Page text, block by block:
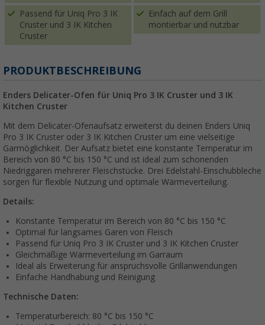
Passend für Uniq Pro 3 IK
Cruster und 3 IK Kitchen
Cruster
Einfach auf dem Grill
montierbar und nutzbar
PRODUKTBESCHREIBUNG
Enders Delicater-Ofen für Uniq Pro 3 IK Cruster und 3 IK
Kitchen Cruster
Mit dem Delicater-Ofenaufsatz erweiterst du deinen Enders Uniq
Pro 3 IK Cruster oder 3 IK Kitchen Cruster um eine vielseitige
Garmöglichkeit. Der Aufsatz bietet eine konstante Temperatur im
Bereich von 80 °C bis 150 °C und ist ideal zum schonenden
Niedriggaren mehrerer Fleischstücke. Drei Edelstahl-Einschubbleche
sorgen für flexible Nutzung und optimale Wärmeverteilung.
Details:
Konstante Temperatur im Bereich von 80 °C bis 150 °C
Optimal für langsames Garen von Fleisch
Passend für Uniq Pro 3 IK Cruster und 3 IK Kitchen Cruster
Gleichmäßige Wärmeverteilung im Garraum
Ideal als Erweiterung für anspruchsvolle Grillanwendungen
Einfache Handhabung und Reinigung
Technische Daten:
Temperaturbereich: 80 °C bis 150 °C